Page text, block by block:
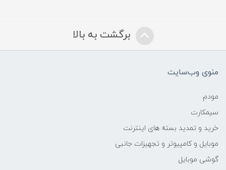
برگشت به بالا
منوی وب‌سایت
مودم
سیمکارت
خرید و تمدید بسته های اینترنت
موبایل و کامپیوتر و تجهیزات جانبی
گوشی موبایل